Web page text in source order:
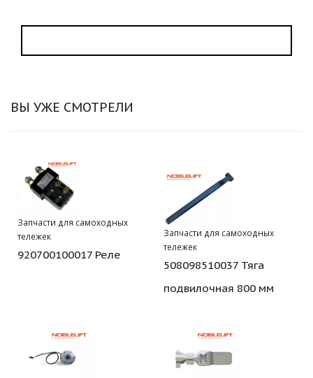
ВЫ УЖЕ СМОТРЕЛИ
Запчасти для самоходных
тележек
920700100017 Реле
Запчасти для самоходных
тележек
508098510037 Тяга
подвилочная 800 мм